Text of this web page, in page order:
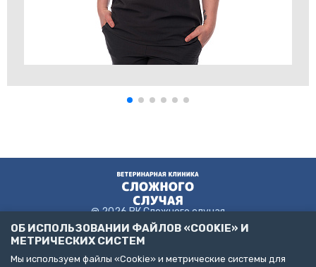
@ 2026 ВК Сложного случая
ОБ ИСПОЛЬЗОВАНИИ ФАЙЛОВ «COOKIE» И
МЕТРИЧЕСКИХ СИСТЕМ
Мы используем файлы «Cookie» и метрические системы для